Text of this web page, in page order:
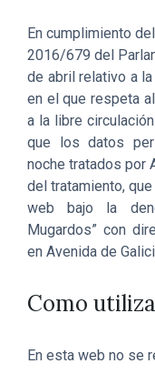
En cumplimiento
2016/679 del
de abril relativo a
en el que respeta
a la libre
que los datos
noche tratados por
del tratamiento,
web bajo la
Mugardos” con
en Avenida de
Como
En esta web no se